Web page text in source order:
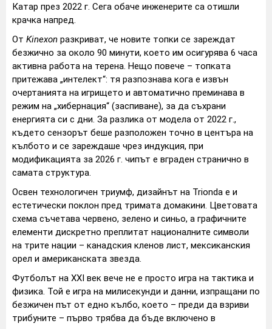
Катар през 2022 г. Сега обаче инженерите са отишли
крачка напред.
От Kinexon разкриват, че новите топки се зареждат
безжично за около 90 минути, което им осигурява 6 часа
активна работа на терена. Нещо повече – топката
притежава „интелект“: тя разпознава кога е извън
очертанията на игрището и автоматично преминава в
режим на „хибернация“ (заспиване), за да съхрани
енергията си с дни. За разлика от модела от 2022 г.,
където сензорът беше разположен точно в центъра на
кълбото и се зареждаше чрез индукция, при
модификацията за 2026 г. чипът е вграден странично в
самата структура.
Освен технологичен триумф, дизайнът на Trionda е и
естетически поклон пред тримата домакини. Цветовата
схема съчетава червено, зелено и синьо, а графичните
елементи дискретно преплитат националните символи
на трите нации – канадския кленов лист, мексиканския
орел и американската звезда.
Футболът на XXI век вече не е просто игра на тактика и
физика. Той е игра на милисекунди и данни, изпращани по
безжичен път от едно кълбо, което – преди да взриви
трибуните – първо трябва да бъде включено в